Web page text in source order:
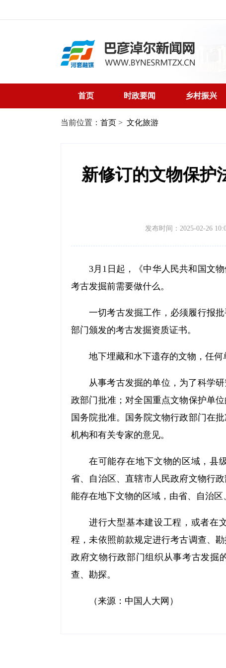
首页 时政要闻 乡村振兴
当前位置： 首页 > 文化旅游
新修订的文物保护
发布时间：2025-02-26
3月1日起，《中华人民共和国文
考古发掘前需要做什么。
一切考古发掘工作，必须履行报
部门颁发的考古发掘资质证书。
地下埋藏和水下遗存的文物，任何
从事考古发掘的单位，为了科学
政部门批准；对全国重点文物保护单
国务院批准。国务院文物行政部门在
机构和有关专家的意见。
在可能存在地下文物的区域，县
省、自治区、直辖市人民政府文物行
能存在地下文物的区域，由省、自治
进行大型基本建设工程，或者在
程，未依照前款规定进行考古调查、
政府文物行政部门组织从事考古发掘
查、勘探。
（来源：中国人大网）